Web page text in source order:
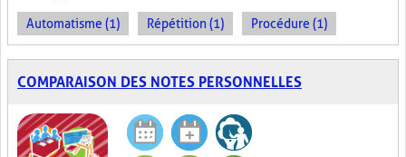
Automatisme (1) Répétition (1) Procédure (1)
COMPARAISON DES NOTES PERSONNELLES